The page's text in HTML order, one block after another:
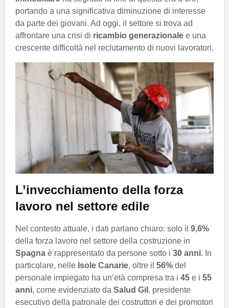
portando a una significativa diminuzione di interesse
da parte dei giovani. Ad oggi, il settore si trova ad
affrontare una crisi di ricambio generazionale e una
crescente difficoltà nel reclutamento di nuovi lavoratori.
L’invecchiamento della forza
lavoro nel settore edile
Nel contesto attuale, i dati parlano chiaro: solo il 9,6%
della forza lavoro nel settore della costruzione in
Spagna è rappresentato da persone sotto i 30 anni. In
particolare, nelle Isole Canarie, oltre il 56% del
personale impiegato ha un’età compresa tra i 45 e i 55
anni, come evidenziato da Salud Gil , presidente
esecutivo della patronale dei costruttori e dei promotori